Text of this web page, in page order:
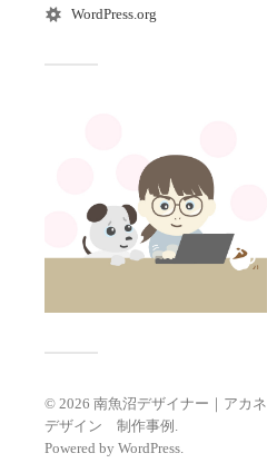
WordPress.org
© 2026 南魚沼デザイナー｜アカネ
デザイン 制作事例 .
Powered by WordPress.